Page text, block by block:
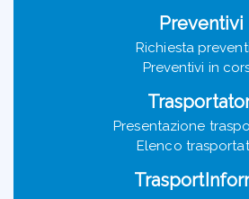
Preventivi
Richiesta
Preventivi in
Presentazione
Elenco